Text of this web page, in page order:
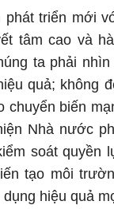
triển mới
tâm cao và
ta phải
quả;
chuyển biến
Nhà nước
soát
tạo môi
hiệu quả